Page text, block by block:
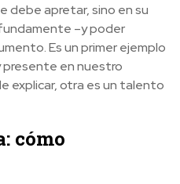
debe apretar, sino en su
–y poder
Es un primer ejemplo
en nuestro
explicar, otra es un talento
cómo